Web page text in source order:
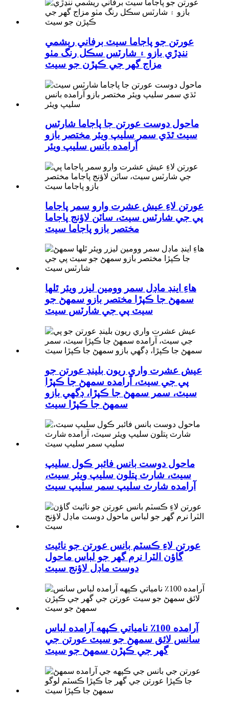
عورتن جو پاجاما سيٽ برفاني ريشمي
ننڍڙي بازو ۽ شارٽس سڪل رنگ مٺو
مزاج گهر جي ڪپڙن جو سيٽ
ماحول دوست عورتن جا پاجاما شارٽس
سيٽ ٿڌي سمر سليپ ويئر مختصر بازو
آرامده بانس سليپ ويئر
عورتن لاءِ عيش عشرت وارو سمر پاجاما
پي جي شارٽس سيٽ، ساٽن لاؤنج پاجاما
مختصر بازو پاجاما سيٽ
هاءِ اينڊ ماڊل سمر وومين ليزر ويئر ٿلها
سمهڻ جا ڪپڙا مختصر بازو سمهڻ جو
سيٽ پي جي شارٽس سيٽ
عيش عشرت واري ريون بلينڊ عورتن جو
پي جي سيٽ، آرامده سمهڻ جا ڪپڙا
سيٽ، سمر سمهڻ جا ڪپڙا، ڊگهي بازو
سمهڻ جا ڪپڙا سيٽ
ماحول دوست بانس فائبر ڪول سليپ
سيٽ، شارٽ پتلون سليپ ويئر سيٽ،
آرامده شارٽ سليپ سمر سليپ سيٽ
عورتن لاءِ ڪسٽم بانس عورتن جو نائيٽ
گاؤن الٽرا نرم گهر جو لباس ماحول
دوست ماڊل لاؤنج سيٽ
آرامده 100٪ نامياتي ڪپهه آرامده لباس
سانس لائق سمهڻ جو سيٽ عورتن جي
گهر جي ڪپڙن سمهڻ جو سيٽ